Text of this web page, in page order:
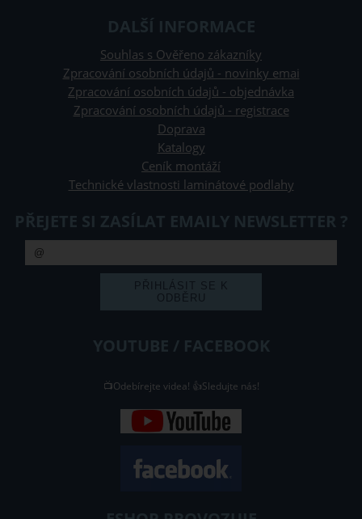
DALŠÍ INFORMACE
Souhlas s Ověřeno zákazníky
Zpracování osobních údajů - novinky emai
Zpracování osobních údajů - objednávka
Zpracování osobních údajů - registrace
Doprava
Katalogy
Ceník montáží
Technické vlastnosti laminátové podlahy
PŘEJETE SI ZASÍLAT EMAILY NEWSLETTER ?
YOUTUBE / FACEBOOK
📺Odebírejte videa! 👍Sledujte nás!